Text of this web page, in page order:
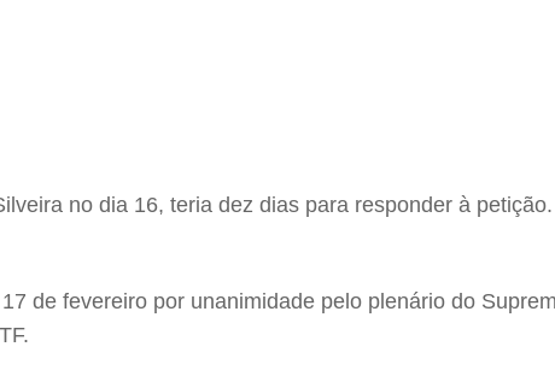
no dia 16, teria dez dias para responder à
de fevereiro por unanimidade pelo plenário do